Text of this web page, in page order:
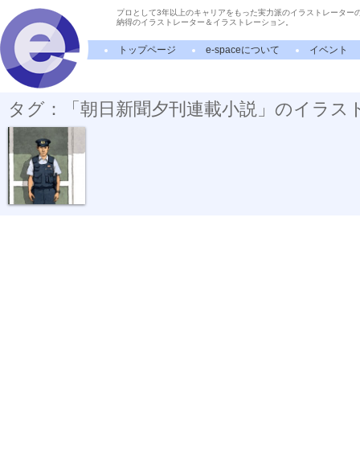
プロとして3年以上のキャリアをもった実力派のイラストレーター
納得のイラストレーター＆イラストレーション。
トップページ e-spaceについて イベント
タグ：「朝日新聞夕刊連載小説」のイラス
新聞小説「精...